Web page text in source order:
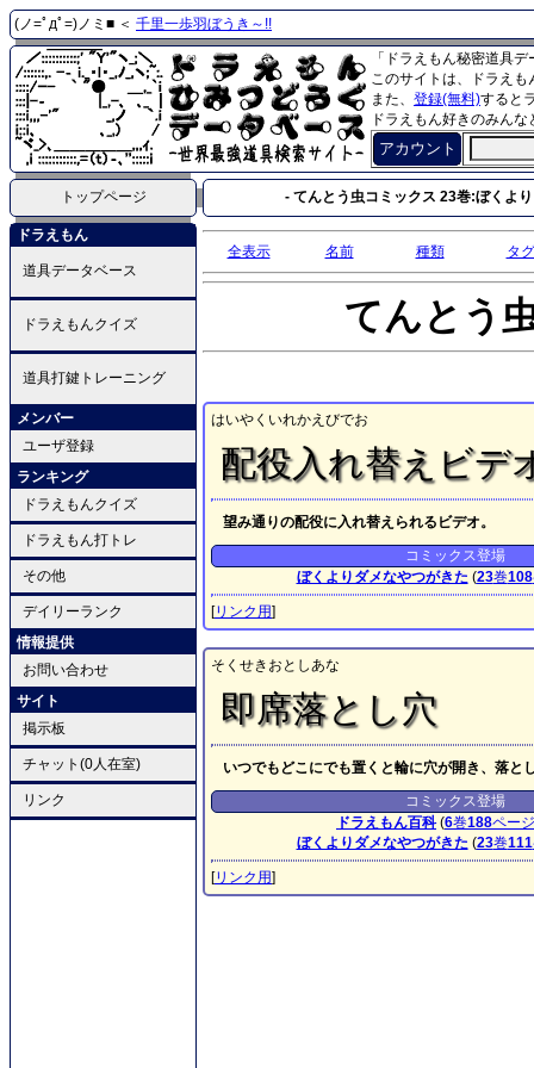
(ノ=ﾟдﾟ=)ノミ■ ＜ 千里一歩羽ぼうき～!!
「ドラえもん秘密道具
このサイトは、ドラえ
また、 登録(無料)すると
ドラえもん好きのみん
アカウント
トップページ - てんとう虫コミックス 23巻:ぼくよ
ドラえもん
道具データベース
ドラえもんクイズ
道具打鍵トレーニング
メンバー
ユーザ登録
ランキング
ドラえもんクイズ
ドラえもん打トレ
その他
デイリーランク
情報提供
お問い合わせ
サイト
掲示板
チャット(0人在室)
リンク
全表示 名前 種類 タグ
てんとう
はいやくいれかえびでお
配役入れ替えビデ
望み通りの配役に入れ替えられるビデオ。
コミックス登場
ぼくよりダメなやつがきた (23巻108
[リンク用]
そくせきおとしあな
即席落とし穴
いつでもどこにでも置くと輪に穴が開き、落と
コミックス登場
ドラえもん百科(6巻188ページ
ぼくよりダメなやつがきた (23巻111
[リンク用]